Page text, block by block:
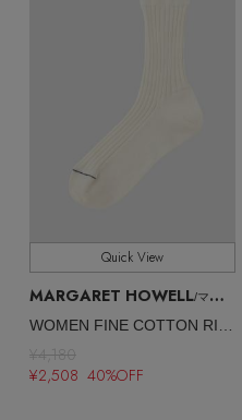
Quick View
MARGARET HOWELL/マーガレット・ハウエル
¥4,180
¥2,508 40%OFF